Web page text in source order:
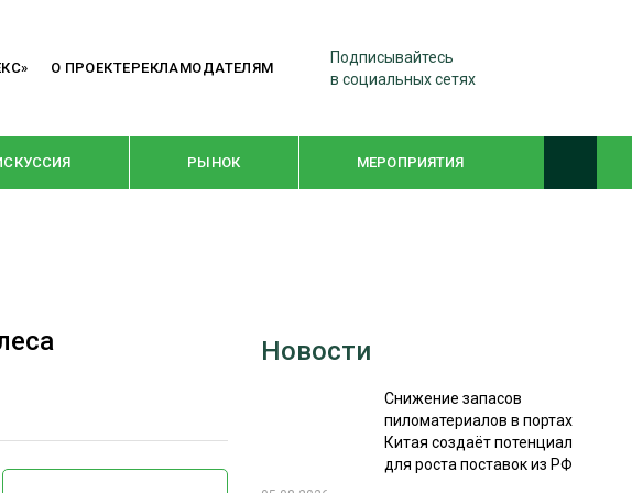
О ПРОЕКТЕРЕКЛАМОДАТЕЛЯМ
Подписывайтесь
в социальных сетях
РЫНОК МЕРОПРИЯТИЯ
ЛПК
WOODEX-2021
СУШКА ДРЕВЕСИНЫ
Новости
Снижение запасов
пиломатериалов в портах
Китая создаёт потенциал
для роста поставок из РФ